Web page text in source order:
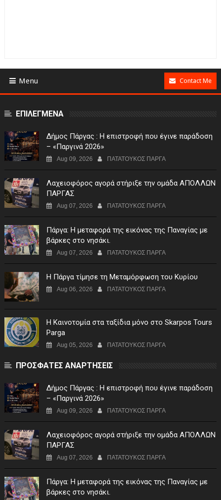
Menu Contact Me
ΕΠΙΛΕΓΜΕΝΑ
Δήμος Πάργας : Η επιστροφή που έγινε παράδοση
– «Παργινά 2026»
Aug 09, 2026 ΠΑΤΑΤΟΥΚΟΣ ΠΑΡΓΑ
Λαχειοφόρος αγορά στήριξε την ομάδα ΑΠΟΛΛΩΝ
ΠΑΡΓΑΣ
Aug 07, 2026 ΠΑΤΑΤΟΥΚΟΣ ΠΑΡΓΑ
Πάργα: Η μεταφορά της εικόνας της Παναγίας με
βάρκες στο νησάκι.
Aug 07, 2026 ΠΑΤΑΤΟΥΚΟΣ ΠΑΡΓΑ
Η Πάργα τίμησε τη Μεταμόρφωση του Κυρίου
Aug 06, 2026 ΠΑΤΑΤΟΥΚΟΣ ΠΑΡΓΑ
Η Καινοτομία στα ταξίδια μόνο στο Skarpos Tours
Parga
Aug 05, 2026 ΠΑΤΑΤΟΥΚΟΣ ΠΑΡΓΑ
ΠΡΟΣΦΑΤΕΣ ΑΝΑΡΤΗΣΕΙΣ
Δήμος Πάργας : Η επιστροφή που έγινε παράδοση
– «Παργινά 2026»
Aug 09, 2026 ΠΑΤΑΤΟΥΚΟΣ ΠΑΡΓΑ
Λαχειοφόρος αγορά στήριξε την ομάδα ΑΠΟΛΛΩΝ
ΠΑΡΓΑΣ
Aug 07, 2026 ΠΑΤΑΤΟΥΚΟΣ ΠΑΡΓΑ
Πάργα: Η μεταφορά της εικόνας της Παναγίας με
βάρκες στο νησάκι.